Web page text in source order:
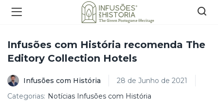
Infusões com História recomenda The
Editory Collection Hotels
Infusões com História
28 de Junho de 2021
Categorias: Notícias Infusões com História